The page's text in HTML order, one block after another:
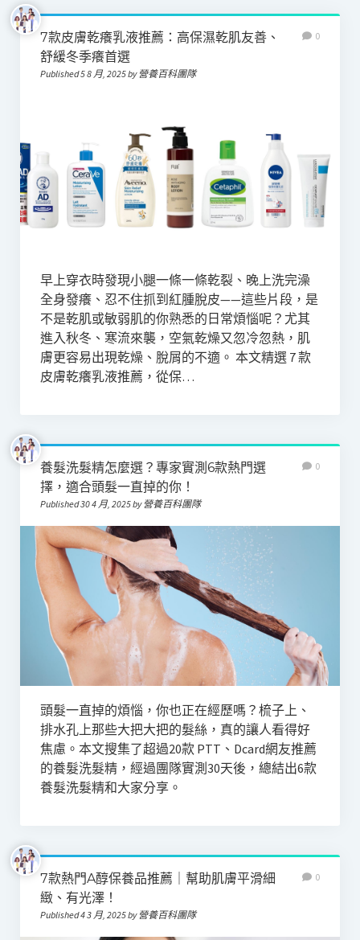
7款皮膚乾癢乳液推薦：高保濕乾肌友善、
舒緩冬季癢首選
Published 5 8 月, 2025 by 營養百科團隊
0
早上穿衣時發現小腿一條一條乾裂、晚上洗完澡
全身發癢、忍不住抓到紅腫脫皮——這些片段，是
不是乾肌或敏弱肌的你熟悉的日常煩惱呢？尤其
進入秋冬、寒流來襲，空氣乾燥又忽冷忽熱，肌
膚更容易出現乾燥、脫屑的不適。 本文精選 7 款
皮膚乾癢乳液推薦，從保…
養髮洗髮精怎麼選？專家實測6款熱門選
擇，適合頭髮一直掉的你！
Published 30 4 月, 2025 by 營養百科團隊
0
頭髮一直掉的煩惱，你也正在經歷嗎？梳子上、
排水孔上那些大把大把的髮絲，真的讓人看得好
焦慮。本文搜集了超過20款 PTT、Dcard網友推薦
的養髮洗髮精，經過團隊實測30天後，總結出6款
養髮洗髮精和大家分享。
7款熱門A醇保養品推薦｜幫助肌膚平滑細
緻、有光澤！
Published 4 3 月, 2025 by 營養百科團隊
0